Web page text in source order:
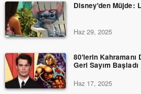
Disney'den Müjde:
Haz 29, 2025
80'lerin Kahramanı
Geri Sayım Başladı
Haz 17, 2025